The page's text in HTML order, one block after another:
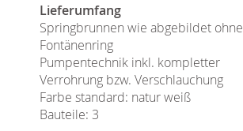
Lieferumfang
Springbrunnen wie abgebildet ohne
Fontänenring
Pumpentechnik inkl. kompletter
Verrohrung bzw. Verschlauchung
Farbe standard: natur weiß
Bauteile: 3